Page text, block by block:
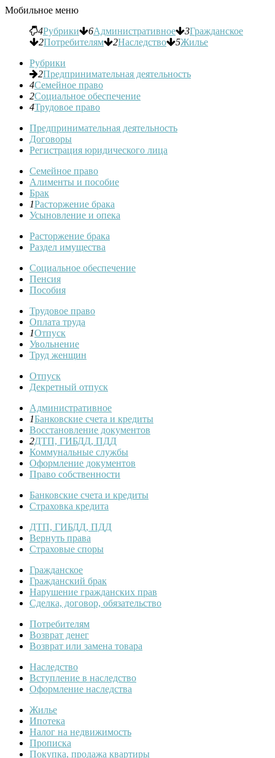
Мобильное меню
4Рубрики 6Административное 3Гражданское
2Потребителям 2Наследство 5Жилье
Рубрики
2Предпринимательная деятельность
4Семейное право
2Социальное обеспечение
4Трудовое право
Предпринимательная деятельность
Договоры
Регистрация юридического лица
Семейное право
Алименты и пособие
Брак
1Расторжение брака
Усыновление и опека
Расторжение брака
Раздел имущества
Социальное обеспечение
Пенсия
Пособия
Трудовое право
Оплата труда
1Отпуск
Увольнение
Труд женщин
Отпуск
Декретный отпуск
Административное
1Банковские счета и кредиты
Восстановление документов
2ДТП, ГИБДД, ПДД
Коммунальные службы
Оформление документов
Право собственности
Банковские счета и кредиты
Страховка кредита
ДТП, ГИБДД, ПДД
Вернуть права
Страховые споры
Гражданское
Гражданский брак
Нарушение гражданских прав
Сделка, договор, обязательство
Потребителям
Возврат денег
Возврат или замена товара
Наследство
Вступление в наследство
Оформление наследства
Жилье
Ипотека
Налог на недвижимость
Прописка
Покупка, продажа квартиры